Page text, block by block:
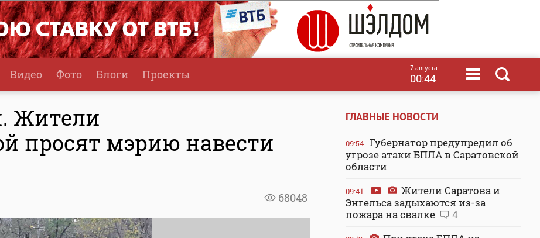
Видео Фото Блоги Проекты 7 августа
00:44
Жители
просят мэрию навести
68048
ГЛАВНЫЕ НОВОСТИ
09:54 Губернатор предупредил об
угрозе атаки БПЛА в Саратовской
области
09:41
Жители Саратова и
Энгельса задыхаются из-за
пожара на свалке
4